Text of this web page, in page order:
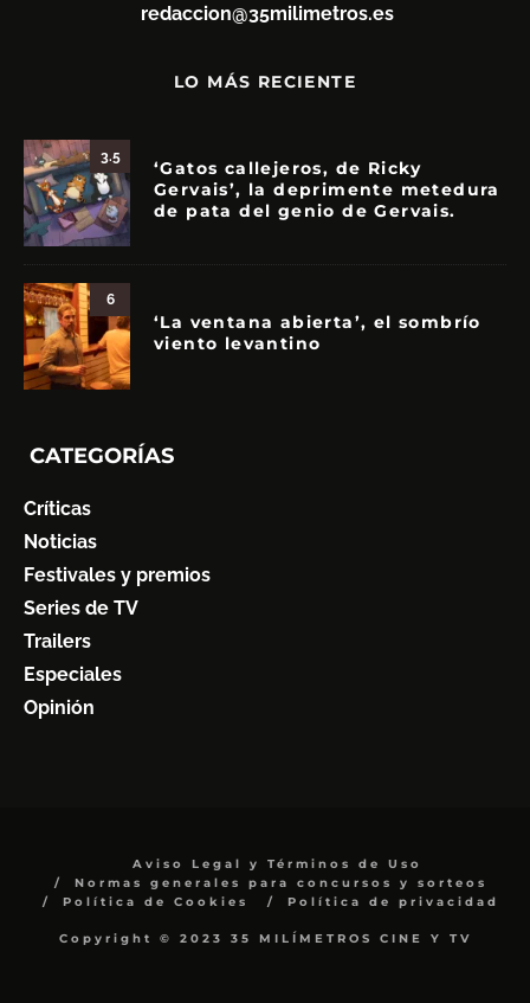
redaccion@35milimetros.es
LO MÁS RECIENTE
3.5
‘Gatos callejeros, de Ricky
Gervais’, la deprimente metedura
de pata del genio de Gervais.
6
‘La ventana abierta’, el sombrío
viento levantino
CATEGORÍAS
Críticas
Noticias
Festivales y premios
Series de TV
Trailers
Especiales
Opinión
Aviso Legal y Términos de Uso
Normas generales para concursos y sorteos
Política de Cookies
Política de privacidad
Copyright © 2023 35 MILÍMETROS CINE Y TV